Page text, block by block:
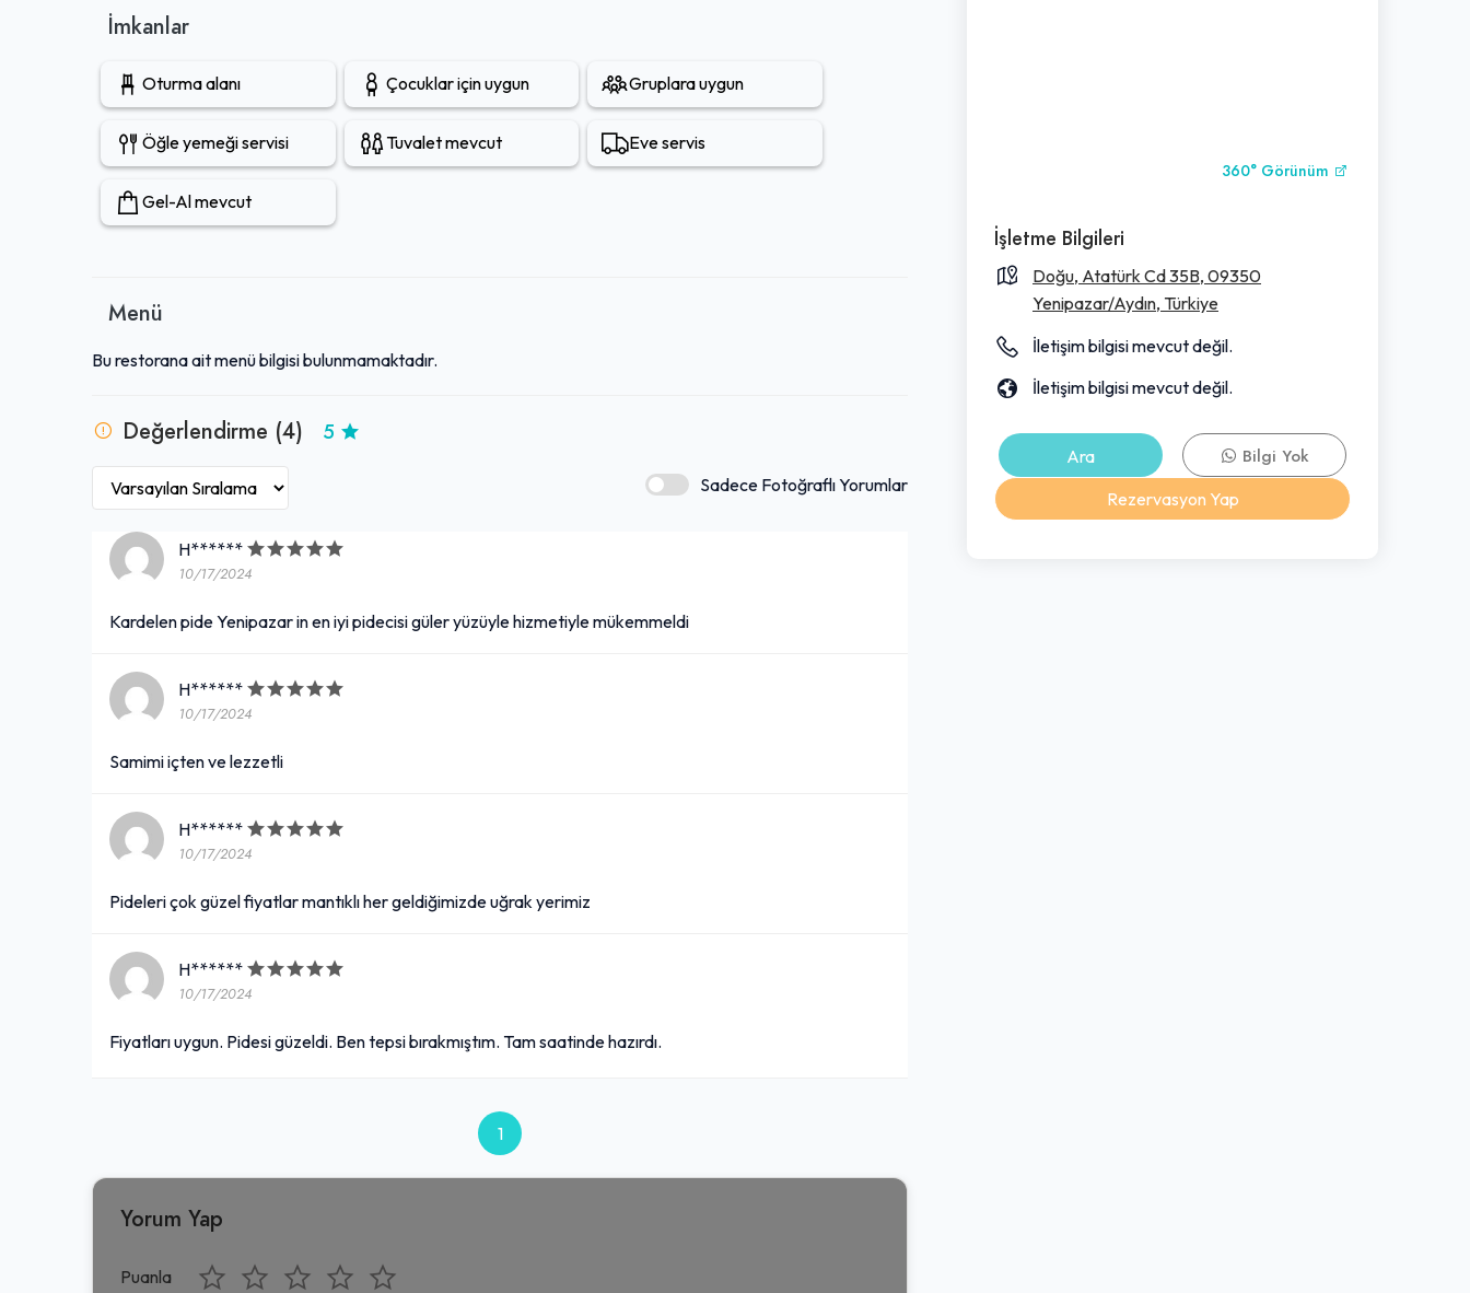
İmkanlar
Oturma alanı Çocuklar için uygun Gruplara uygun
Öğle yemeği servisi Tuvalet mevcut Eve servis
Gel-Al mevcut
Menü
Bu restorana ait menü bilgisi bulunmamaktadır.
Değerlendirme (4) 5
Sadece Fotoğraflı Yorumlar
H******
10/17/2024
Kardelen pide Yenipazar in en iyi pidecisi güler yüzüyle hizmetiyle mükemmeldi
H******
10/17/2024
Samimi içten ve lezzetli
H******
10/17/2024
Pideleri çok güzel fiyatlar mantıklı her geldiğimizde uğrak yerimiz
H******
10/17/2024
Fiyatları uygun. Pidesi güzeldi. Ben tepsi bırakmıştım. Tam saatinde hazırdı.
1
Yorum Yap
Puanla
360° Görünüm
İşletme Bilgileri
Doğu, Atatürk Cd 35B, 09350
Yenipazar/Aydın, Türkiye
İletişim bilgisi mevcut değil.
İletişim bilgisi mevcut değil.
Ara
Bilgi Yok
Rezervasyon Yap